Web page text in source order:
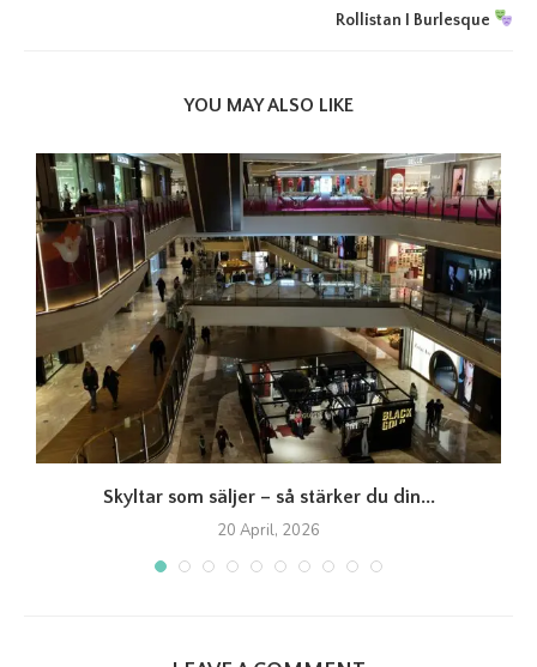
Rollistan I Burlesque
YOU MAY ALSO LIKE
Skyltar som säljer – så stärker du din...
20 April, 2026